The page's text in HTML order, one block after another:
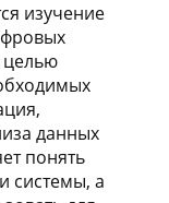
изучение
целью
данных
понять
системы, а